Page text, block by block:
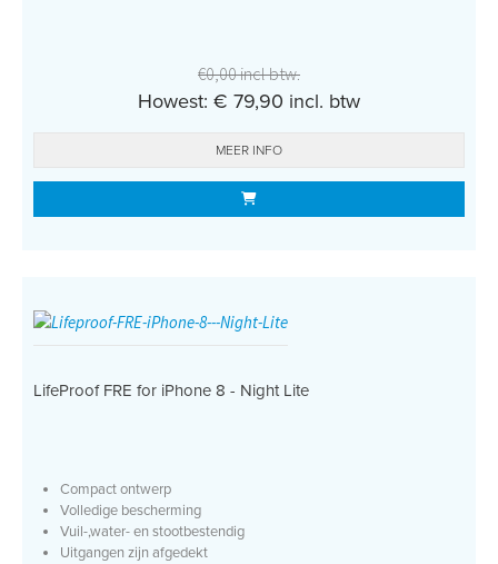
€0,00 incl btw.
Howest: € 79,90 incl. btw
MEER INFO
LifeProof FRE for iPhone 8 - Night Lite
Compact ontwerp
Volledige bescherming
Vuil-,water- en stootbestendig
Uitgangen zijn afgedekt